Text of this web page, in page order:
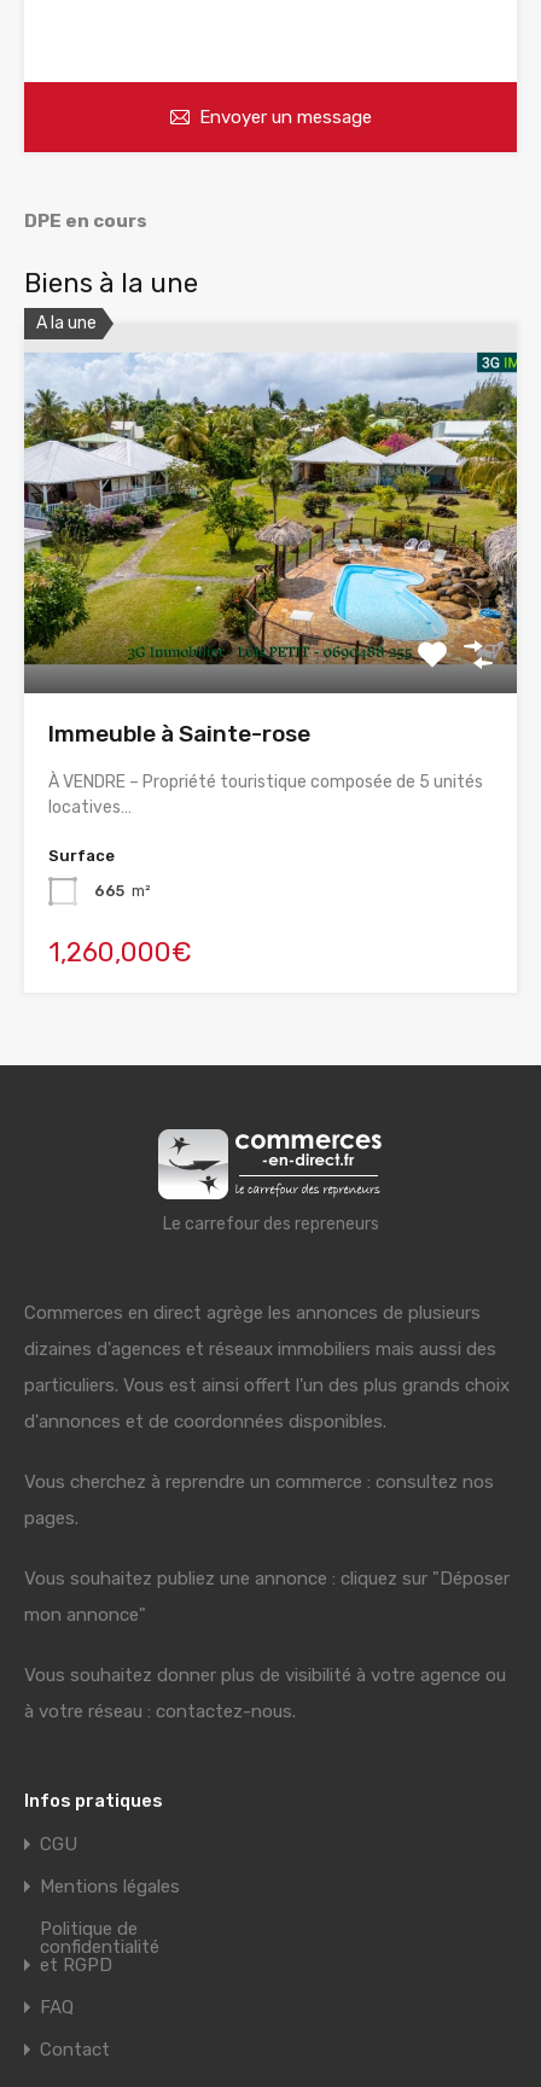
Envoyer un message
DPE en cours
Biens à la une
A la une
Immeuble à Sainte-rose
À VENDRE – Propriété touristique composée de 5 unités
locatives…
Surface
665 m²
1,260,000€
Le carrefour des repreneurs
Commerces en direct agrège les annonces de plusieurs
dizaines d'agences et réseaux immobiliers mais aussi des
particuliers. Vous est ainsi offert l'un des plus grands choix
d'annonces et de coordonnées disponibles.
Vous cherchez à reprendre un commerce : consultez nos
pages.
Vous souhaitez publiez une annonce : cliquez sur "Déposer
mon annonce"
Vous souhaitez donner plus de visibilité à votre agence ou
à votre réseau : contactez-nous.
Infos pratiques
CGU
Mentions légales
Politique de
confidentialité
et RGPD
FAQ
Contact